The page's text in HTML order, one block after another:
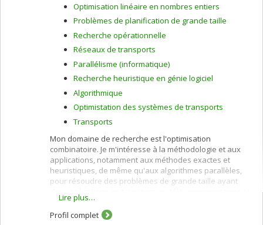
Optimisation linéaire en nombres entiers
Problèmes de planification de grande taille
Recherche opérationnelle
Réseaux de transports
Parallélisme (informatique)
Recherche heuristique en génie logiciel
Algorithmique
Optimistation des systèmes de transports
Transports
Mon domaine de recherche est l'optimisation
combinatoire. Je m'intéresse à la méthodologie et aux
applications, notamment aux méthodes exactes et
heuristiques, de même qu'aux algorithmes parallèles,
pour résoudre des problèmes de grande taille ayant
en santé.
Lire plus…
Profil complet